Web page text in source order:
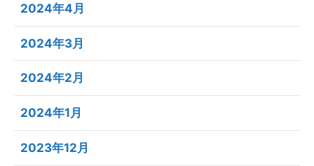
2024年4月
2024年3月
2024年2月
2024年1月
2023年12月